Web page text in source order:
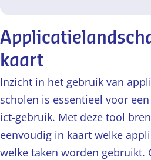
kaart
Inzicht in het gebruik van
scholen is essentieel voor
ict-gebruik. Met deze tool
eenvoudig in kaart welke
welke taken worden gebruikt.